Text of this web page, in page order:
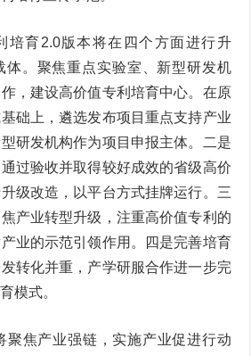
培育2.0版本将在四个方面进行升
体。聚焦重点实验室、新型研发机
，建设高价值专利培育中心。在原
础上，遴选发布项目重点支持产业
研发机构作为项目申报主体。二是
过验收并取得较好成效的省级高价
级改造，以平台方式挂牌运行。三
产业转型升级，注重高价值专利的
业的示范引领作用。四是完善培育
转化并重，产学研服合作进一步完
模式。
聚焦产业强链，实施产业促进行动